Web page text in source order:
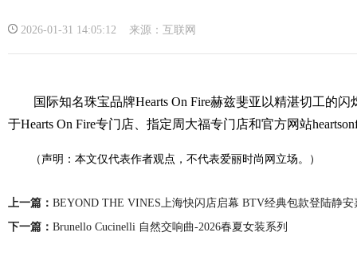
2026-01-31 14:05:12 来源：互联网
国际知名珠宝品牌Hearts On Fire赫兹斐亚以精湛切工的闪
于Hearts On Fire专门店、指定周大福专门店和官方网站
（声明：本文仅代表作者观点，不代表爱丽时尚网立场。）
上一篇： BEYOND THE VINES上海快闪店启幕 BTV经典包款登陆静安
下一篇： Brunello Cucinelli 自然交响曲-2026春夏女装系列